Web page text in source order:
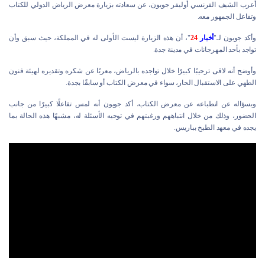
أعرب الشيف الفرنسي أوليفر جويون، عن سعادته بزيارة معرض الرياض الدولي للكتاب
وتفاعل الجمهور معه.
وأكد جويون لـ"أخبار 24
"، أن هذه الزيارة ليست الأولى له في المملكة، حيث سبق وأن
تواجد بأحد المهرجانات في مدينة جدة.
وأوضح أنه لاقى ترحيبًا كبيرًا خلال تواجده بالرياض، معربًا عن شكره وتقديره لهيئة فنون
الطهي على الاستقبال الحار، سواء في معرض الكتاب أو سابقًا بجدة.
وبسؤاله عن انطباعه عن معرض الكتاب، أكد جويون أنه لمس تفاعلًا كبيرًا من جانب
الحضور، وذلك من خلال انتباههم ورغبتهم في توجيه الأسئلة له، مشبهًا هذه الحالة بما
يجده في معهد الطبخ بباريس.